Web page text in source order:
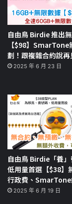
自由鳥 Birdie 推出
【$98】SmarTone
劃！跟複雜合約說再
2025 年 6 月 23 日
自由鳥 Birdie「養
低用量首選【$38】
行政費、
2025 年 6 月 19 日